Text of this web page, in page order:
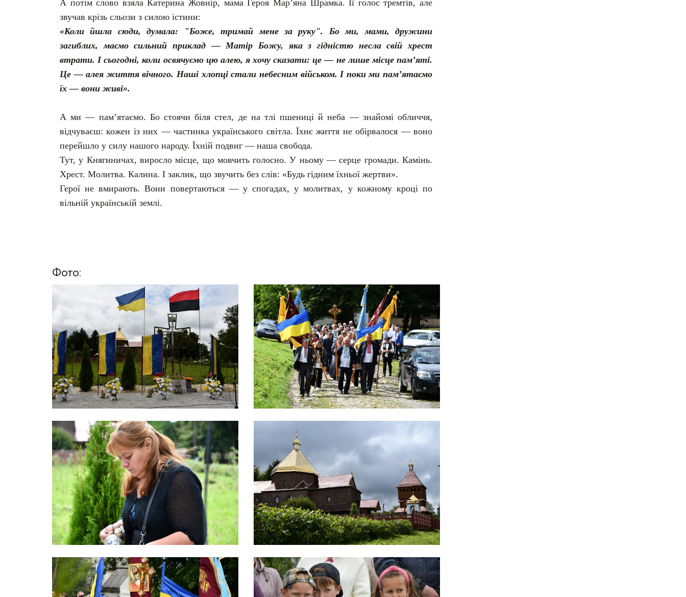
А потім слово взяла Катерина Жовнір, мама Героя Мар’яна Шрамка. Її голос тремтів, але
звучав крізь сльози з силою істини:
«Коли йшла сюди, думала: "Боже, тримай мене за руку". Бо ми, мами, дружини
загиблих, маємо сильний приклад — Матір Божу, яка з гідністю несла свій хрест
втрати. І сьогодні, коли освячуємо цю алею, я хочу сказати: це — не лише місце пам’яті.
Це — алея життя вічного. Наші хлопці стали небесним військом. І поки ми пам’ятаємо
їх — вони живі».
А ми — пам’ятаємо. Бо стоячи біля стел, де на тлі пшениці й неба — знайомі обличчя,
відчуваєш: кожен із них — частинка українського світла. Їхнє життя не обірвалося — воно
перейшло у силу нашого народу. Їхній подвиг — наша свобода.
Тут, у Княгиничах, виросло місце, що мовчить голосно. У ньому — серце громади. Камінь.
Хрест. Молитва. Калина. І заклик, що звучить без слів: «Будь гідним їхньої жертви».
Герої не вмирають. Вони повертаються — у спогадах, у молитвах, у кожному кроці по
вільній українській землі.
Фото: